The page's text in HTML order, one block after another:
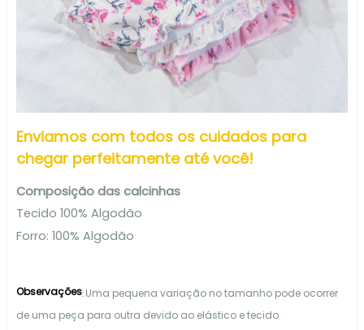
Enviamos com todos os cuidados para
chegar perfeitamente até você!
Composição das calcinhas
Tecido 100% Algodão
Forro: 100% Algodão
Observações: Uma pequena variação no tamanho pode ocorrer
de uma peça para outra devido ao elástico e tecido.